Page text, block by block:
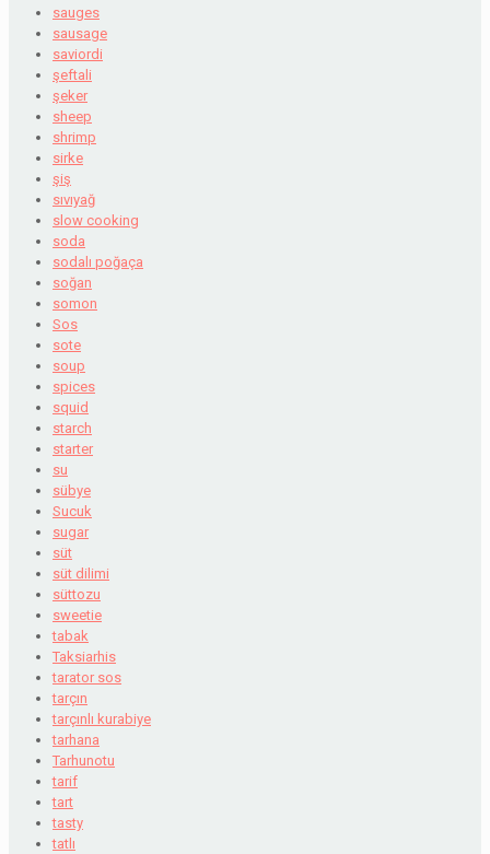
sauges
sausage
saviordi
şeftali
şeker
sheep
shrimp
sirke
şiş
sıvıyağ
slow cooking
soda
sodalı poğaça
soğan
somon
Sos
sote
soup
spices
squid
starch
starter
su
sübye
Sucuk
sugar
süt
süt dilimi
süttozu
sweetie
tabak
Taksiarhis
tarator sos
tarçın
tarçınlı kurabiye
tarhana
Tarhunotu
tarif
tart
tasty
tatlı